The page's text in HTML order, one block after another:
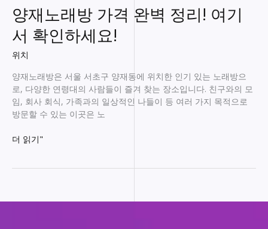
양재노래방 가격 완벽 정리! 여기
서 확인하세요!
위치
양재노래방은 서울 서초구 양재동에 위치한 인기 있는 노래방으
로, 다양한 연령대의 사람들이 즐겨 찾는 장소입니다. 친구와의 모
임, 회사 회식, 가족과의 일상적인 나들이 등 여러 가지 목적으로
방문할 수 있는 이곳은 노
양
가
더 읽기"